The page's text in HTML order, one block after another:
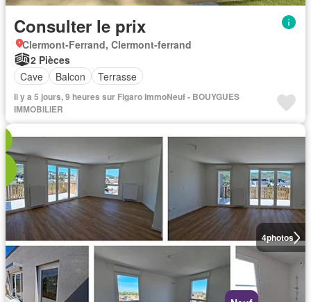
Consulter le prix
Clermont-Ferrand, Clermont-ferrand
2 Pièces
Cave
Balcon Terrasse
Il y a 5 jours, 9 heures sur Figaro ImmoNeuf - BOUYGUES
IMMOBILIER
4photos